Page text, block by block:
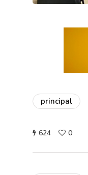
principal
624 0